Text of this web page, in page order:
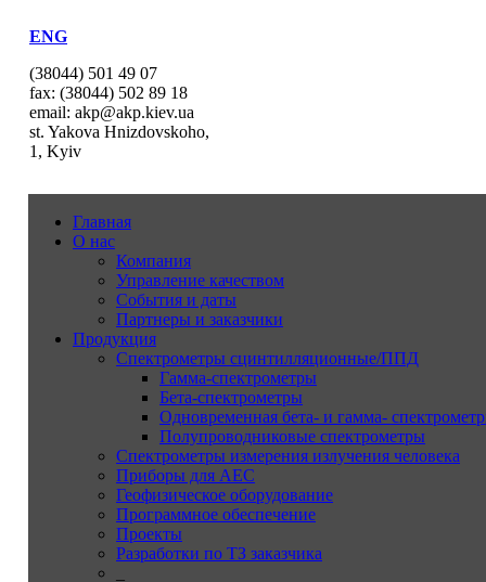
ENG
(38044) 501 49 07
fax: (38044) 502 89 18
email: akp@akp.kiev.ua
st. Yakova Hnizdovskoho,
1, Kyiv
Главная
О нас
Компания
Управление качеством
События и даты
Партнеры и заказчики
Продукция
Спектрометры сцинтилляционные/ППД
Гамма-спектрометры
Бета-спектрометры
Одновременная бета- и гамма-
Полупроводниковые спектрометры
Спектрометры измерения излучения человека
Приборы для АЕС
Геофизическое оборудование
Программное обеспечение
Проекты
Разработки по ТЗ заказчика